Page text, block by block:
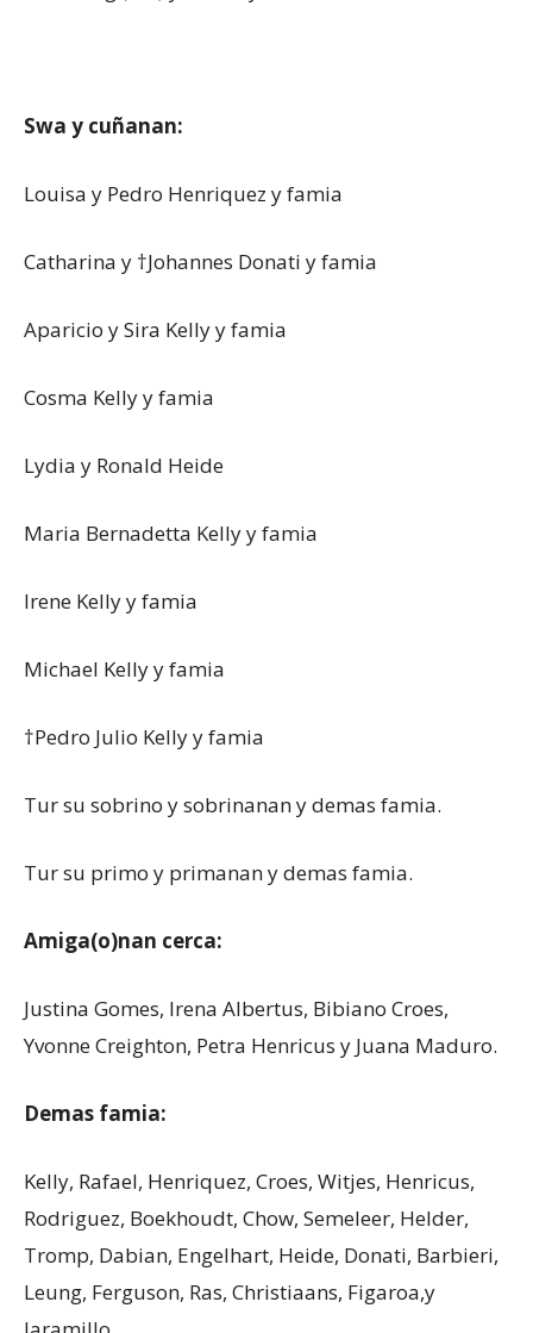
Swa y cuñanan:
Louisa y Pedro Henriquez y famia
Catharina y †Johannes Donati y famia
Aparicio y Sira Kelly y famia
Cosma Kelly y famia
Lydia y Ronald Heide
Maria Bernadetta Kelly y famia
Irene Kelly y famia
Michael Kelly y famia
†Pedro Julio Kelly y famia
Tur su sobrino y sobrinanan y demas famia.
Tur su primo y primanan y demas famia.
Amiga(o)nan cerca:
Justina Gomes, Irena Albertus, Bibiano Croes,
Yvonne Creighton, Petra Henricus y Juana Maduro.
Demas famia:
Kelly, Rafael, Henriquez, Croes, Witjes, Henricus,
Rodriguez, Boekhoudt, Chow, Semeleer, Helder,
Tromp, Dabian, Engelhart, Heide, Donati, Barbieri,
Leung, Ferguson, Ras, Christiaans, Figaroa,y